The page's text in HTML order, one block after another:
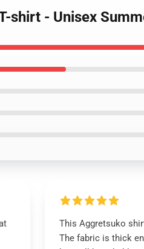
shirt - Unisex
This Aggretsuko
The fabric is thick